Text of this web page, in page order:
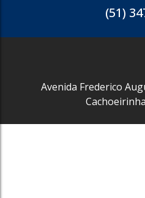
(51)
Avenida Frederico
Cachoeirinha